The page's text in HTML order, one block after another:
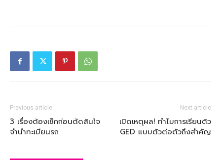
Previous article
3 เรื่องต้องเช็กก่อนตัดสินใจ
จำนำทะเบียนรถ
Next article
เปิดเหตุผล! ทำไมการเรียนติว
GED แบบตัวต่อตัวถึงสำคัญ